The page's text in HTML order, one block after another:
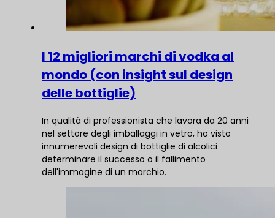
I 12 migliori marchi di vodka al
mondo (con insight sul design
delle bottiglie)
In qualità di professionista che lavora da 20 anni
nel settore degli imballaggi in vetro, ho visto
innumerevoli design di bottiglie di alcolici
determinare il successo o il fallimento
dell'immagine di un marchio.